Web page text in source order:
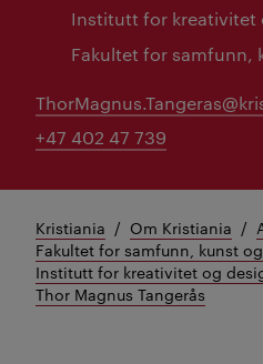
Institutt for kreativitet
Fakultet for samfunn,
+47 402 47 739
Kristiania Om Kristiania
Fakultet for samfunn, kunst
Institutt for kreativitet og
Thor Magnus Tangerås